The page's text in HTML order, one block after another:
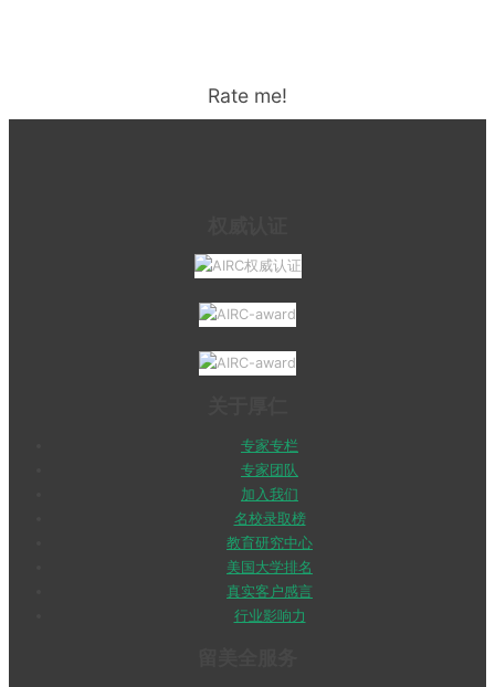
Rate me!
专家专栏
专家团队
加入我们
名校录取榜
教育研究中心
美国大学排名
真实客户感言
行业影响力